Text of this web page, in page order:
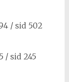
/ sid 502
/ sid 245